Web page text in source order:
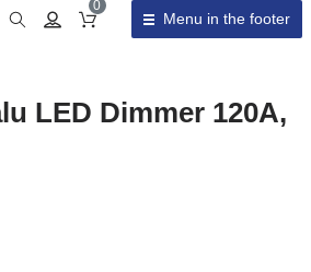
Cart total
0
Menu in the footer
LED Dimmer 120A,